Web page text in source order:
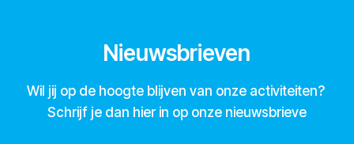
Nieuwsbrieven
Wil jij op de hoogte blijven van onze activiteiten?
Schrijf je dan hier in op onze nieuwsbrieve